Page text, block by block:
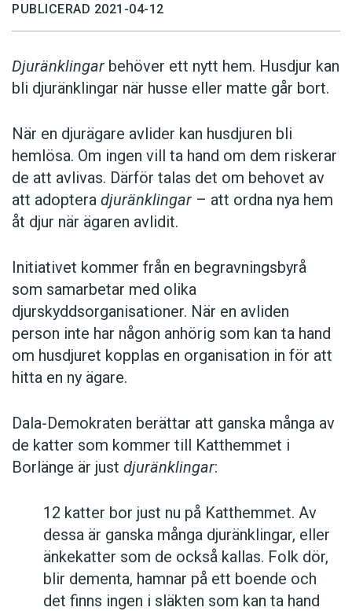
PUBLICERAD 2021-04-12
Djuränklingar behöver ett nytt hem. Husdjur kan
bli djuränklingar när husse eller matte går bort.
När en djurägare avlider kan husdjuren bli
hemlösa. Om ingen vill ta hand om dem riskerar
de att avlivas. Därför talas det om behovet av
att adoptera djuränklingar – att ordna nya hem
åt djur när ägaren avlidit.
Initiativet kommer från en begravningsbyrå
som samarbetar med olika
djurskyddsorganisationer. När en avliden
person inte har någon anhörig som kan ta hand
om husdjuret kopplas en organisation in för att
hitta en ny ägare.
Dala-Demokraten berättar att ganska många av
de katter som kommer till Katthemmet i
Borlänge är just djuränklingar:
12 katter bor just nu på Katthemmet. Av
dessa är ganska många djuränklingar, eller
änkekatter som de också kallas. Folk dör,
blir dementa, hamnar på ett boende och
det finns ingen i släkten som kan ta hand